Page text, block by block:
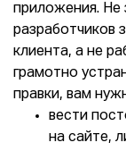
приложения. Не
разработчиков
клиента, а не
грамотно
правки, вам
вести
на сайте,